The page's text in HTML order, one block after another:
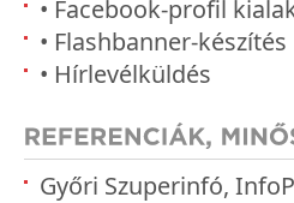
• Facebook-profil
• Flashbanner-készítés
• Hírlevélküldés
Győri Szuperinfó,